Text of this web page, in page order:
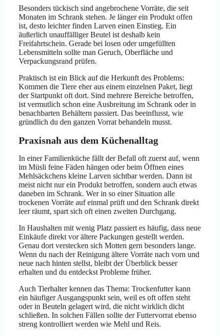
Besonders tückisch sind angebrochene Vorräte, die seit
Monaten im Schrank stehen. Je länger ein Produkt offen
ist, desto leichter finden Larven einen Einstieg. Ein
äußerlich unauffälliger Beutel ist deshalb kein
Freifahrtschein. Gerade bei losen oder umgefüllten
Lebensmitteln sollte man Geruch, Oberfläche und
Verpackungsrand prüfen.
Praktisch ist ein Blick auf die Herkunft des Problems:
Kommen die Tiere eher aus einem einzelnen Paket, liegt
der Startpunkt oft dort. Sind mehrere Bereiche betroffen,
ist vermutlich schon eine Ausbreitung im Schrank oder in
benachbarten Behältern passiert. Das beeinflusst, wie
gründlich du den ganzen Vorrat behandeln musst.
Praxisnah aus dem Küchenalltag
In einer Familienküche fällt der Befall oft zuerst auf, wenn
im Müsli feine Fäden hängen oder beim Öffnen eines
Mehlsäckchens kleine Larven sichtbar werden. Dann ist
meist nicht nur ein Produkt betroffen, sondern auch etwas
daneben im Schrank. Wer in so einer Situation alle
trockenen Vorräte auf einmal prüft und den Schrank direkt
leer räumt, spart sich oft einen zweiten Durchgang.
In Haushalten mit wenig Platz passiert es häufig, dass neue
Einkäufe direkt vor ältere Packungen gestellt werden.
Genau dort verstecken sich Motten gern besonders lange.
Wenn du nach der Reinigung ältere Vorräte nach vorn und
neue nach hinten stellst, bleibt der Überblick besser
erhalten und du entdeckst Probleme früher.
Auch Tierhalter kennen das Thema: Trockenfutter kann
ein häufiger Ausgangspunkt sein, weil es oft offen steht
oder in Beuteln gelagert wird, die nicht wirklich dicht
schließen. In solchen Fällen sollte der Futtervorrat ebenso
streng kontrolliert werden wie Mehl und Reis.